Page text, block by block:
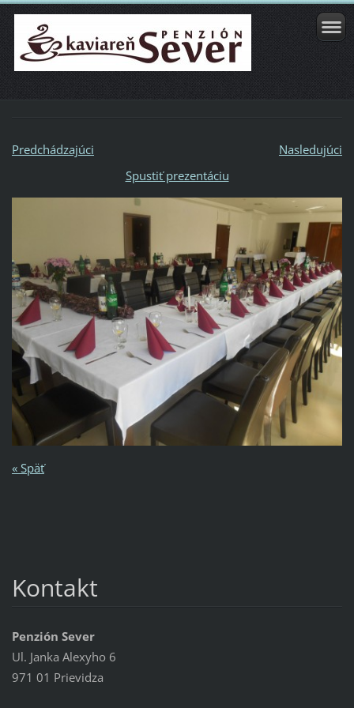
Predchádzajúci
Nasledujúci
Spustiť prezentáciu
« Späť
Kontakt
Penzión Sever
Ul. Janka Alexyho 6
971 01 Prievidza